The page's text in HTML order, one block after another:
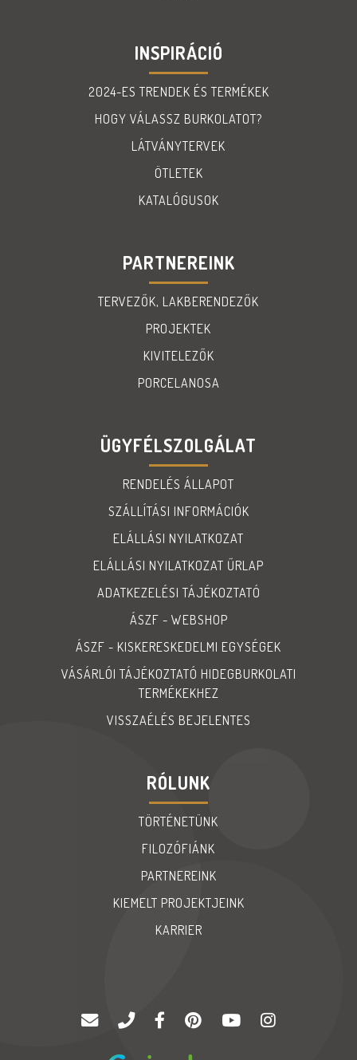
INSPIRÁCIÓ
2024-ES TRENDEK ÉS TERMÉKEK
HOGY VÁLASSZ BURKOLATOT?
LÁTVÁNYTERVEK
ÖTLETEK
KATALÓGUSOK
PARTNEREINK
TERVEZŐK, LAKBERENDEZŐK
PROJEKTEK
KIVITELEZŐK
PORCELANOSA
ÜGYFÉLSZOLGÁLAT
RENDELÉS ÁLLAPOT
SZÁLLÍTÁSI INFORMÁCIÓK
ELÁLLÁSI NYILATKOZAT
ELÁLLÁSI NYILATKOZAT ŰRLAP
ADATKEZELÉSI TÁJÉKOZTATÓ
ÁSZF - WEBSHOP
ÁSZF - KISKERESKEDELMI EGYSÉGEK
VÁSÁRLÓI TÁJÉKOZTATÓ HIDEGBURKOLATI
TERMÉKEKHEZ
VISSZAÉLÉS BEJELENTES
RÓLUNK
TÖRTÉNETÜNK
FILOZÓFIÁNK
PARTNEREINK
KIEMELT PROJEKTJEINK
KARRIER